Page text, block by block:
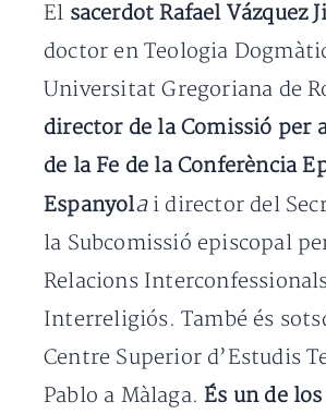
El sacerdot Rafael Vázquez
doctor en Teologia
Universitat Gregoriana de
director de la Comissió per
de la Fe de la Conferència
Espanyolai director del
la Subcomissió episcopal
Relacions
Interreligiós. També és
Centre Superior d’Estudis
Pablo a Màlaga.És un de